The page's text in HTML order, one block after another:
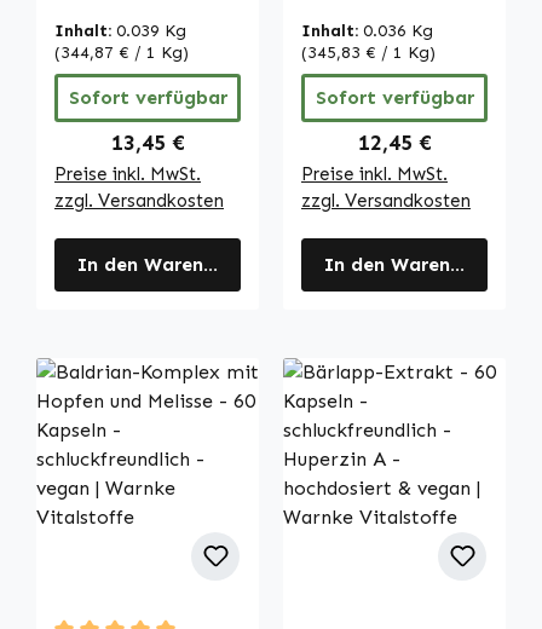
schluckfreundlich
- hochdosiert &
vegan | Warnke
Vitalstoffe
Inhalt: 0.039 Kg
(344,87 € / 1 Kg)
Sofort verfügbar
Regulärer Preis:
13,45 €
Preise inkl. MwSt.
zzgl. Versandkosten
In den Warenkorb
schluckfreundlich
- hochdosiert &
vegan | Warnke
Vitalstoffe
Inhalt: 0.036 Kg
(345,83 € / 1 Kg)
Sofort verfügbar
Regulärer Preis:
12,45 €
Preise inkl. MwSt.
zzgl. Versandkosten
In den Warenkorb